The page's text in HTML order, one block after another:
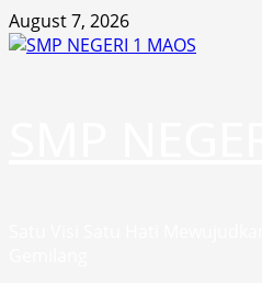
Skip
to
August 7, 2026